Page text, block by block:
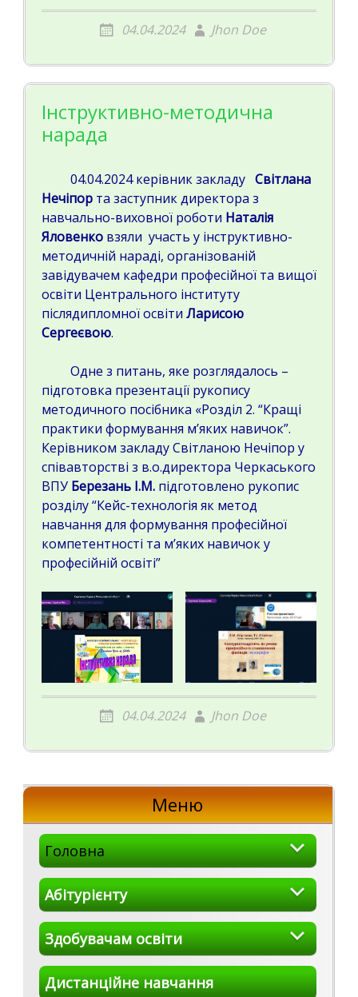
04.04.2024 Jhon Doe
Інструктивно-методична
нарада
04.04.2024 керівник закладу Світлана
Нечіпорта заступник директора з
навчально-виховної роботи Наталія
Яловенковзяли участь у інструктивно-
методичній нараді, організованій
завідувачем кафедри професійної та вищої
освіти Центрального інституту
післядипломної освіти Ларисою
Сергеєвою.
Одне з питань, яке розглядалось –
підготовка презентації рукопису
методичного посібника «Розділ 2. “Кращі
практики формування м’яких навичок”.
Керівником закладу Світланою Нечіпор у
співавторстві з в.о.директора Черкаського
ВПУ Березань І.М.підготовлено рукопис
розділу “Кейс-технологія як метод
навчання для формування професійної
компетентності та м’яких навичок у
професійній освіті”
04.04.2024 Jhon Doe
Меню
Головна
Абітурієнту
Здобувачам освіти
Дистанційне навчання